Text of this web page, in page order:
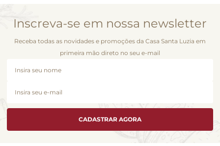
Inscreva-se em nossa newsletter
Receba todas as novidades e promoções da Casa Santa Luzia em
primeira mão direto no seu e-mail
CADASTRAR AGORA